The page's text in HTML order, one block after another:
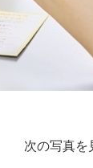
次の写真を